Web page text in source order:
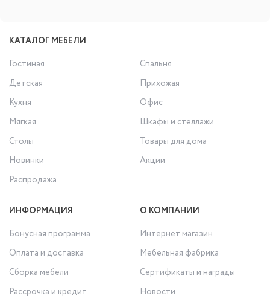
КАТАЛОГ МЕБЕЛИ
Гостиная
Спальня
Детская
Прихожая
Кухня
Офис
Мягкая
Шкафы и стеллажи
Столы
Товары для дома
Новинки
Акции
Распродажа
ИНФОРМАЦИЯ
Бонусная программа
Оплата и доставка
Сборка мебели
Рассрочка и кредит
О КОМПАНИИ
Интернет магазин
Мебельная фабрика
Сертификаты и награды
Новости